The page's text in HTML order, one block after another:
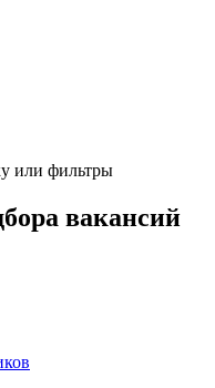
или фильтры
вакансий